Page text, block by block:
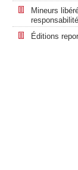
Mineurs
responsabilité
Éditions